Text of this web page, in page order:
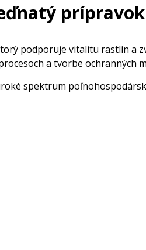
podporuje vitalitu rastlín a
a tvorbe ochranných
spektrum